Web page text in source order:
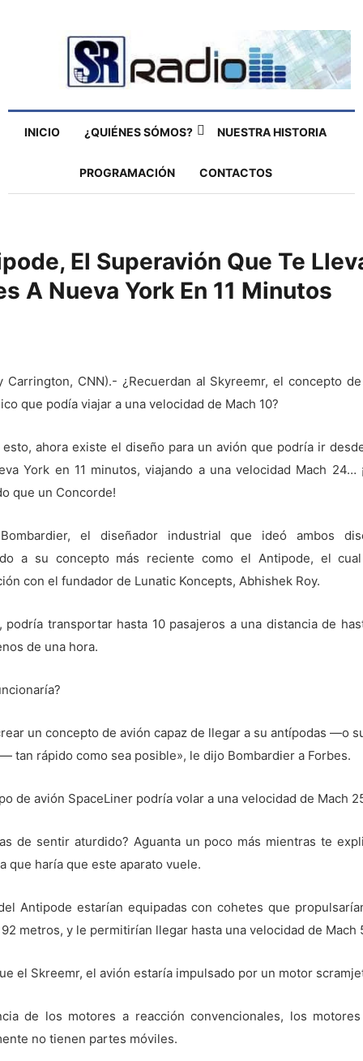
INICIO ¿QUIÉNES SÓMOS? NUESTRA HISTORIA
PROGRAMACIÓN CONTACTOS
El Superavión Que Te
A Nueva York En 11 Minutos
Carrington, CNN).- ¿Recuerdan al Skyreemr, el concepto
que podía viajar a una velocidad de Mach 10?
esto, ahora existe el diseño para un avión que podría ir
York en 11 minutos, viajando a una velocidad Mach 24…
que un Concorde!
el diseñador industrial que ideó ambos
a su concepto más reciente como el Antipode, el
con el fundador de Lunatic Koncepts, Abhishek Roy.
podría transportar hasta 10 pasajeros a una distancia de
de una hora.
un concepto de avión capaz de llegar a su antípodas —o
tan rápido como sea posible», le dijo Bombardier a Forbes.
de avión SpaceLiner podría volar a una velocidad de Mach
de sentir aturdido? Aguanta un poco más mientras te
que haría que este aparato vuele.
Antipode estarían equipadas con cohetes que
metros, y le permitirían llegar hasta una velocidad de Mach
el Skreemr, el avión estaría impulsado por un motor
de los motores a reacción convencionales, los
no tienen partes móviles.